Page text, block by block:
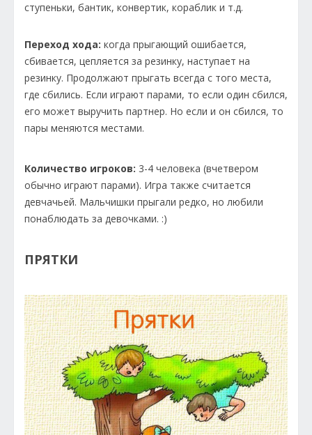
ступеньки, бантик, конвертик, кораблик и т.д.
Переход хода: когда прыгающий ошибается,
сбивается, цепляется за резинку, наступает на
резинку. Продолжают прыгать всегда с того места,
где сбились. Если играют парами, то если один сбился,
его может выручить партнер. Но если и он сбился, то
пары меняются местами.
Количество игроков: 3-4 человека (вчетвером
обычно играют парами). Игра также считается
девчачьей. Мальчишки прыгали редко, но любили
понаблюдать за девочками. :)
ПРЯТКИ